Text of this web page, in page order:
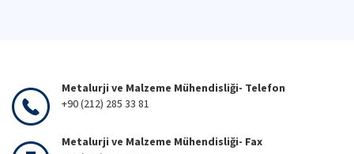
Metalurji ve Malzeme Mühendisliği- Telefon
+90 (212) 285 33 81
Metalurji ve Malzeme Mühendisliği- Fax